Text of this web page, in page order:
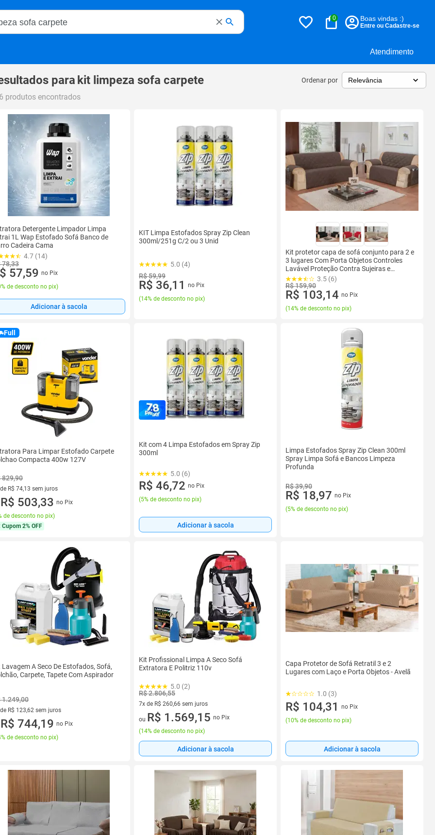
Atendimento
Magalu
0 Boas vindas :)
Entre ou Cadastre-se
para kit limpeza sofa carpete Ordenar por
produtos encontrados
Detergente Limpador Limpa
1L Wap Estofado Sofá Banco de
Cadeira Cama
4.7 (14)
78,33
57,59 no Pix
de desconto no pix)
Adicionar à sacola
KIT Limpa Estofados Spray Zip Clean
300ml/251g C/2 ou 3 Unid
5.0 (4)
R$ 59,99
R$ 36,11
no Pix
(14% de desconto no pix)
Kit protetor capa de sofá conjunto para 2 e
3 lugares Com Porta Objetos Controles
Lavável Proteção Contra Sujeiras e
Manchas 3.5 (6)
R$ 159,90
R$ 103,14 no Pix
(14% de desconto no pix)
Full
Para Limpar Estofado Carpete
Compacta 400w 127V
829,90
R$ 74,13 sem juros
de R$ 74,13 sem juros
R$ 503,33 no Pix
de desconto no pix)
Cupom 2% OFF
Kit com 4 Limpa Estofados em Spray Zip
300ml
5.0 (6)
R$ 46,72 no Pix
(5% de desconto no pix)
Adicionar à sacola
Limpa Estofados Spray Zip Clean 300ml
Spray Limpa Sofá e Bancos Limpeza
Profunda
R$ 39,90
R$ 18,97 no Pix
(5% de desconto no pix)
Lavagem A Seco De Estofados, Sofá,
Carpete, Tapete Com Aspirador
1.249,00
R$ 123,62 sem juros
de R$ 123,62 sem juros
R$ 744,19 no Pix
de desconto no pix)
Kit Profissional Limpa A Seco Sofá
Extratora E Politriz 110v
5.0 (2)
R$ 2.806,55
7x de R$ 260,66 sem juros
7 vez de R$ 260,66 sem juros
ou R$ 1.569,15 no Pix
(14% de desconto no pix)
Adicionar à sacola
Capa Protetor de Sofá Retratil 3 e 2
Lugares com Laço e Porta Objetos - Avelã
1.0 (3)
R$ 104,31
no Pix
(10% de desconto no pix)
Adicionar à sacola